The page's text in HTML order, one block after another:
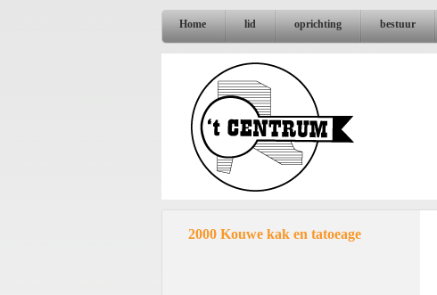
Home lid oprichting bestuur
2000 Kouwe kak en tatoeage